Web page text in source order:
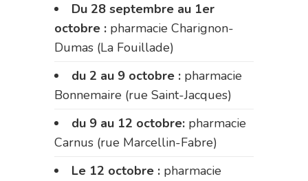
Du 28 septembre au 1er
octobre : pharmacie Charignon-
Dumas (La Fouillade)
du 2 au 9 octobre : pharmacie
Bonnemaire (rue Saint-Jacques)
du 9 au 12 octobre: pharmacie
Carnus (rue Marcellin-Fabre)
Le 12 octobre : pharmacie